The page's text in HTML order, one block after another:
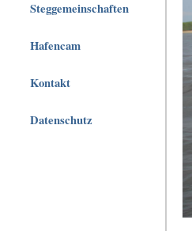
Steggemeinschaften
Hafencam
Kontakt
Datenschutz